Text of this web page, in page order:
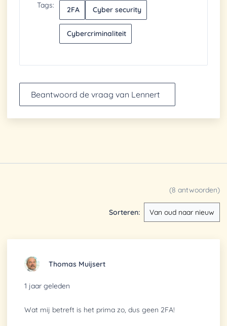
Tags: 2FA Cyber security
Cybercriminaliteit
Beantwoord de vraag van Lennert
(8 antwoorden)
Sorteren:
Thomas Muijsert
1 jaar geleden
Wat mij betreft is het prima zo, dus geen 2FA!